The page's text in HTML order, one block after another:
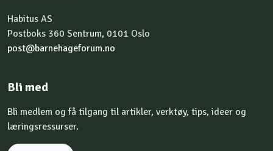
Habitus AS
Postboks 360 Sentrum, 0101 Oslo
post@barnehageforum.no
Bli med
Bli medlem og få tilgang til artikler, verktøy, tips, ideer og
læringsressurser.